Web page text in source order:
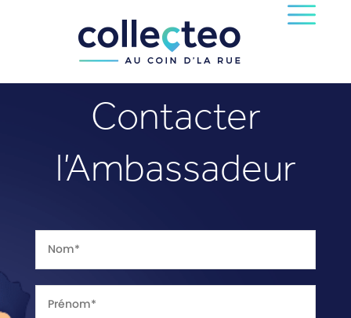
Contacter
l’Ambassadeur